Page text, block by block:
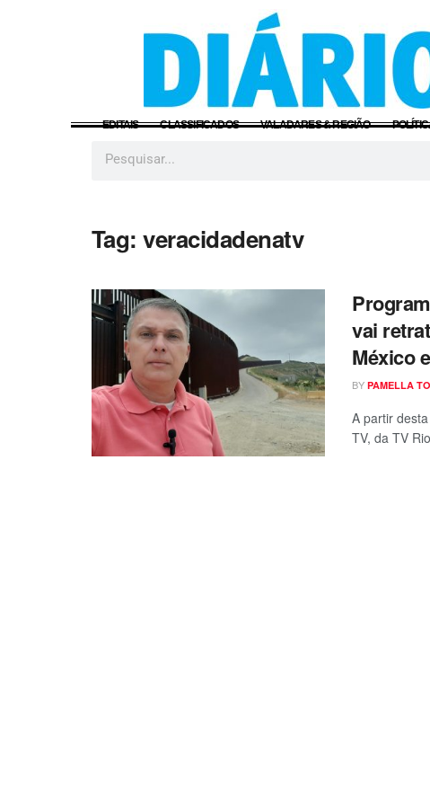
EDITAIS CLASSIFICADOS VALADARES & REGIÃO
Tag:veracidadenatv
vai
México
BY PAMELLA
A partir
TV, da TV